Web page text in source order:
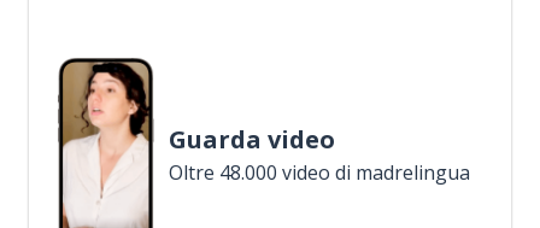
Guarda video
Oltre 48.000 video di madrelingua